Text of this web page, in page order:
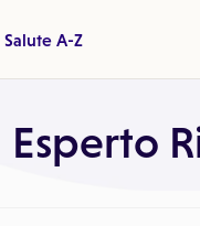
Salute A-Z
Esperto